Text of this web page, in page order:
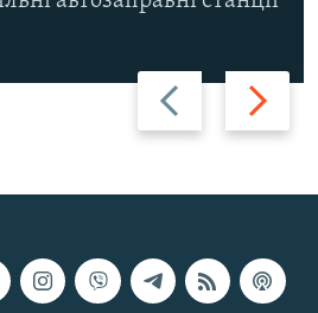
Назад Вперед